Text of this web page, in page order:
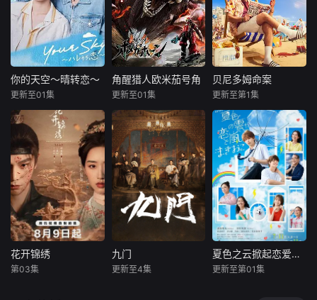
相逢。在两人的关
系中，一方如同炽
热的火焰，另一方
如同让火烧得更猛
的油，她们的关系
会像曾经一样再次
破裂，还是擦出爱
2新周末剧《爱情
来了》。”《爱情来
了》是一部讲述了
希望明天不是我的
家人，虽然很想放
弃，但作为家人的
人们的故事的电视
通生活。表面上她
看起来温顺和善，
还很怕婆婆，真实
身份却是4年前突
然隐退的杀手“翠
鸟”。产假结束后，
她又开始执行各种
是那些危害社会的
败类
你的天空～晴转恋～
柊太朗
性格善良纯
粹、永远乐观开朗
的阳光少年舟濑阳
向（福田步汰
饰），和校内风云
人物、被众人称作
“暴君王子”的傲娇
学长花村苍空（相
原一心饰）。本只
你的天空～晴转恋～
更新至01集
角醒猎人欧米茄号角
国上将大
丝濑七叶
本作的主人
公，是一位勉强糊
口的寻宝猎人——
炎之修特。他精通
古代文字，解读古
籍后便奔赴探险，
靠变卖发掘出的遗
物维持生计。某一
天，修特邂逅了名
角醒猎人欧米茄号角
更新至01集
贝尼多姆命案
伊娃·范·德·古奇特
艾伦·麦肯纳
退休后移居西班牙
贝尼多姆经营酒吧
的英国前刑警，原
以为能过上平静生
活。然而，当地接
连发生游客离奇死
亡事件，他不得不
重拾侦探本能，与
一位热衷真实犯罪
贝尼多姆命案
更新至第1集
花开锦绣
花开锦绣
第03集
九门
九门
更新至4集
夏色之云掀起恋爱与风暴 夏色之云掀起恋爱与风暴
更新至第01集